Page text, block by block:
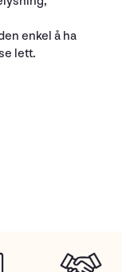
enkel å ha
lett.